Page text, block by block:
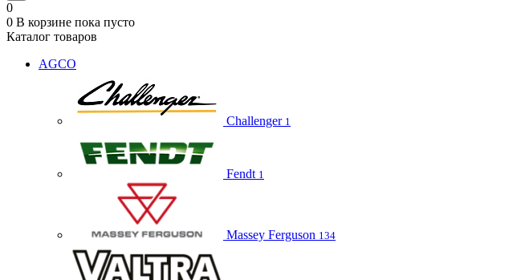
0
0 В корзине пока пусто
Каталог товаров
AGCO
Challenger 1
Fendt 1
Massey Ferguson 134